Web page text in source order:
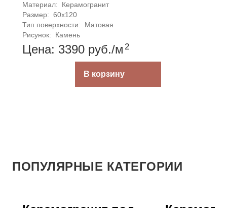
Материал:
Керамогранит
Размер: 60x120
Тип поверхности:
Матовая
Рисунок:
Камень
Цена: 3390 руб./м 2
В корзину
ПОПУЛЯРНЫЕ КАТЕГОРИИ